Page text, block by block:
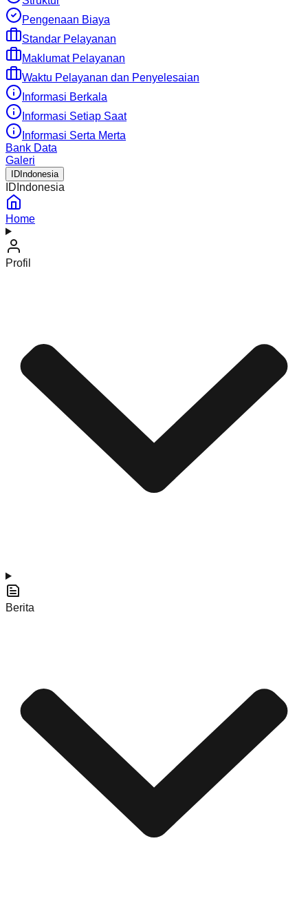
Pengenaan Biaya
Standar Pelayanan
Maklumat Pelayanan
Waktu Pelayanan dan Penyelesaian
Informasi Berkala
Informasi Setiap Saat
Informasi Serta Merta
Bank Data
Galeri
ID Indonesia
ID Indonesia
Home
Profil
Berita